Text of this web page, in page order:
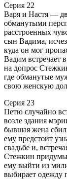
Серия 22
Варя и Настя —
обманутыми
расстроенных
сын Вадима,
куда он мог
Вадим встречает
на допрос
где обманутые
свою женскую
Серия 23
Петю случайно
возле здания
бывшая жена
ему предстоит
свадьбе и,
Стежкин
ему выйти из
выбирает одежду